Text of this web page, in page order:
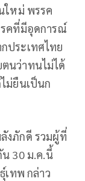
ใหม่ พรรค
คที่มีอุดการณ์
ประเทศไทย
นว่าทนไม่ได้
ม่ยืนเป็นก
งภักดี รวมผู้ที่
น 30 ม.ค.นี้
เทพ กล่าว